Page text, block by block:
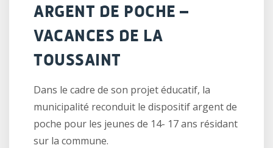
ARGENT DE POCHE –
VACANCES DE LA
TOUSSAINT
Dans le cadre de son projet éducatif, la
municipalité reconduit le dispositif argent de
poche pour les jeunes de 14- 17 ans résidant
sur la commune.